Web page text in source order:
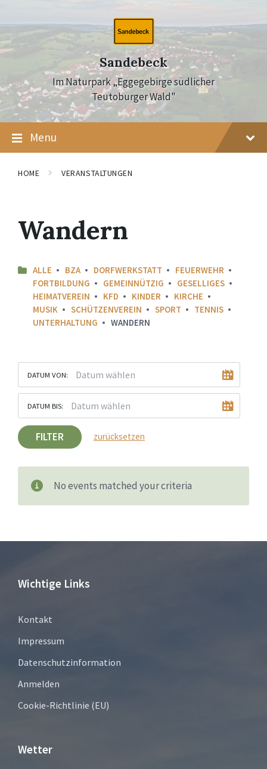
content
main
navigation
footer
Sandebeck
Im Naturpark „Eggegebirge südlicher
Teutoburger Wald"
Menu
HOME VERANSTALTUNGEN
Wandern
ALLE BZA DORFWERKSTATT
FEUERWEHR
FORTBILDUNG
GEMEINNÜTZIG
GESELLIGES
HEIMATVEREIN
KFD KINDER
KIRCHE
MUSIK
SCHÜTZENVEREIN SPORT
TENNIS
UNTERHALTUNG
WANDERN
DATUM VON:
DATUM BIS:
FILTER zurücksetzen
No events matched your criteria
Wichtige Links
Kontakt
Impressum
Datenschutzinformation
Anmelden
Cookie-Richtlinie (EU)
Wetter